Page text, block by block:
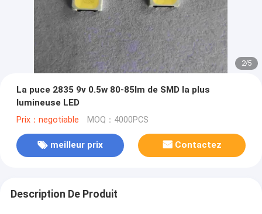
2/5
La puce 2835 9v 0.5w 80-85lm de SMD la plus
lumineuse LED
Prix：negotiable MOQ：4000PCS
meilleur prix Contactez
Description De Produit